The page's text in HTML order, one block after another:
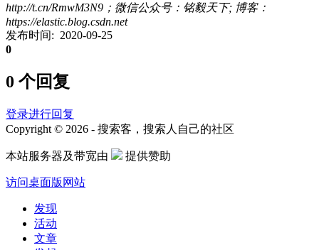
http://t.cn/RmwM3N9；微信公众号：铭毅天下; 博客：
https://elastic.blog.csdn.net
发布时间: 2020-09-25
0
0 个回复
登录进行回复
Copyright © 2026 - 搜索客，搜索人自己的社区
本站服务器及带宽由 提供赞助
访问桌面版网站
发现
活动
文章